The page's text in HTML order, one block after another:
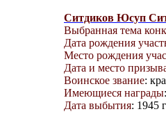
Ситдиков Юсуп
Выбранная тема
Дата рождения
Место рождения
Дата и место
Воинское звание:
Имеющиеся награды
Дата выбытия: 1945